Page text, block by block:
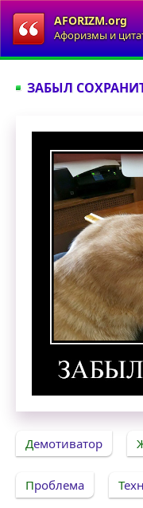
AFORIZM.org
Афоризмы и
ЗАБЫЛ
Демотиватор
Проблема